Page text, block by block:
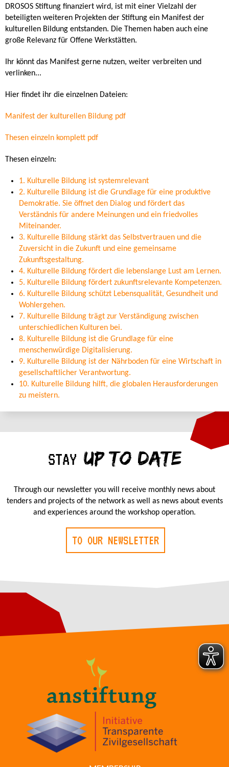
DROSOS Stiftung finanziert wird, ist mit einer Vielzahl der
beteiligten weiteren Projekten der Stiftung ein Manifest der
kulturellen Bildung entstanden. Die Themen haben auch eine
große Relevanz für Offene Werkstätten.
Ihr könnt das Manifest gerne nutzen, weiter verbreiten und
verlinken...
Hier findet ihr die einzelnen Dateien:
Manifest der kulturellen Bildung pdf
Thesen einzeln komplett pdf
Thesen einzeln:
1. Kulturelle Bildung ist systemrelevant
2. Kulturelle Bildung ist die Grundlage für eine produktive
Demokratie. Sie öffnet den Dialog und fördert das
Verständnis für andere Meinungen und ein friedvolles
Miteinander.
3. Kulturelle Bildung stärkt das Selbstvertrauen und die
Zuversicht in die Zukunft und eine gemeinsame
Zukunftsgestaltung.
4. Kulturelle Bildung fördert die lebenslange Lust am Lernen.
5. Kulturelle Bildung fördert zukunftsrelevante Kompetenzen.
6. Kulturelle Bildung schützt Lebensqualität, Gesundheit und
Wohlergehen.
7. Kulturelle Bildung trägt zur Verständigung zwischen
unterschiedlichen Kulturen bei.
8. Kulturelle Bildung ist die Grundlage für eine
menschenwürdige Digitalisierung.
9. Kulturelle Bildung ist der Nährboden für eine Wirtschaft in
gesellschaftlicher Verantwortung.
10. Kulturelle Bildung hilft, die globalen Herausforderungen
zu meistern.
STAY UP TO DATE
Through our newsletter you will receive monthly news about
tenders and projects of the network as well as news about events
and experiences around the workshop operation.
TO OUR NEWSLETTER